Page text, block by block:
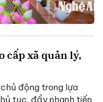
cấp xã quản lý,
động trong lựa
tục, đẩy nhanh tiến